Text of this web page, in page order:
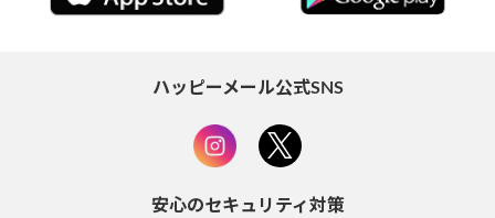
ハッピーメール公式SNS
安心のセキュリティ対策